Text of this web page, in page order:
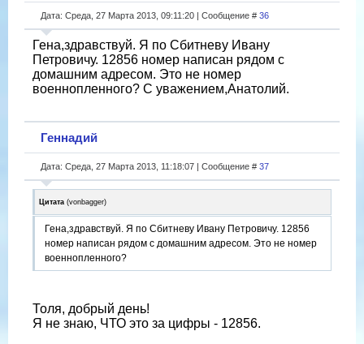
Дата: Среда, 27 Марта 2013, 09:11:20 | Сообщение # 36
Гена,здравствуй. Я по Сбитневу Ивану
Петровичу. 12856 номер написан рядом с
домашним адресом. Это не номер
военнопленного? С уважением,Анатолий.
Геннадий
Дата: Среда, 27 Марта 2013, 11:18:07 | Сообщение # 37
Цитата (vonbagger)
Гена,здравствуй. Я по Сбитневу Ивану Петровичу. 12856
номер написан рядом с домашним адресом. Это не номер
военнопленного?
Толя, добрый день!
Я не знаю, ЧТО это за цифры - 12856.